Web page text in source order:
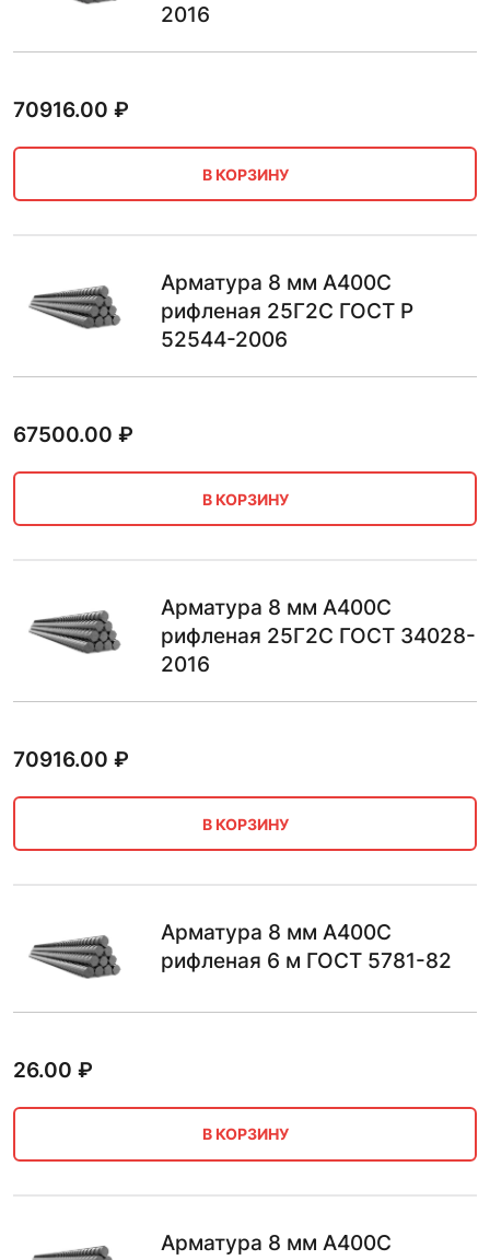
2016
70916.00 ₽
В КОРЗИНУ
Арматура 8 мм А400С
рифленая 25Г2С ГОСТ Р
52544-2006
67500.00 ₽
В КОРЗИНУ
Арматура 8 мм А400С
рифленая 25Г2С ГОСТ 34028-
2016
70916.00 ₽
В КОРЗИНУ
Арматура 8 мм А400С
рифленая 6 м ГОСТ 5781-82
26.00 ₽
В КОРЗИНУ
Арматура 8 мм А400С